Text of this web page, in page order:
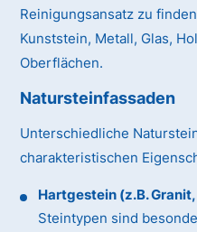
Reinigungsansatz zu
Kunststein, Metall, Glas,
Oberflächen.
Natursteinfassaden
Unterschiedliche
charakteristischen
Hartgestein (z.B.
Steintypen sind